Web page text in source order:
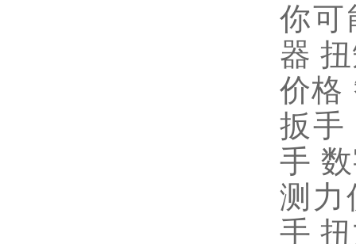
你可
器
价格
扳手
手
测力
手